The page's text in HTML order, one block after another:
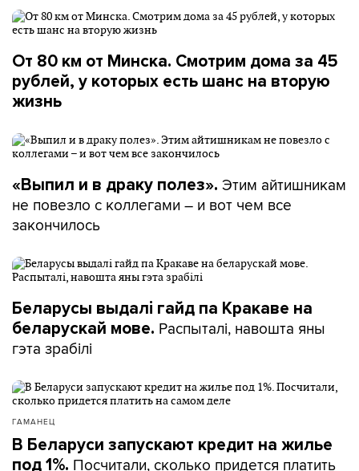
От 80 км от Минска. Смотрим дома за 45
рублей, у которых есть шанс на вторую
жизнь
«Выпил и в драку полез». Этим айтишникам
не повезло с коллегами – и вот чем все
закончилось
Беларусы выдалі гайд па Кракаве на
беларускай мове. Распыталі, навошта яны
гэта зрабілі
ГАМАНЕЦ
В Беларуси запускают кредит на жилье
под 1%. Посчитали, сколько придется платить